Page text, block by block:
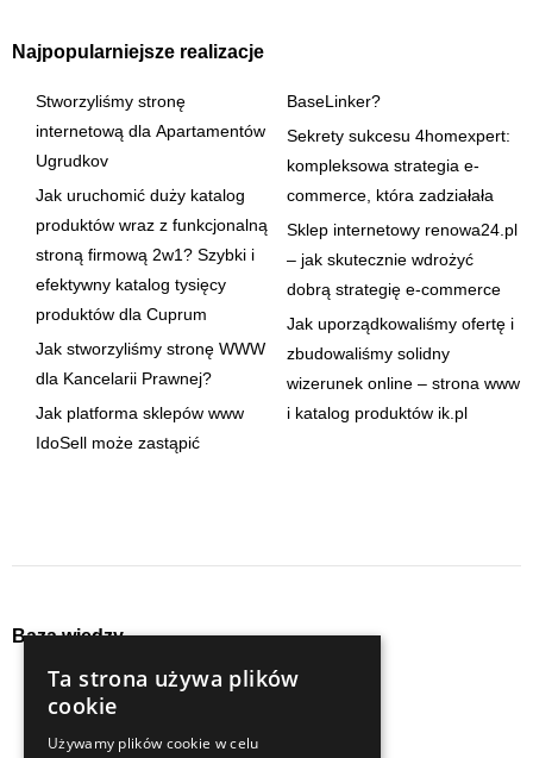
Najpopularniejsze realizacje
Stworzyliśmy stronę
internetową dla Apartamentów
Ugrudkov
Jak uruchomić duży katalog
produktów wraz z funkcjonalną
stroną firmową 2w1? Szybki i
efektywny katalog tysięcy
produktów dla Cuprum
Jak stworzyliśmy stronę WWW
dla Kancelarii Prawnej?
Jak platforma sklepów www
IdoSell może zastąpić
BaseLinker?
Sekrety sukcesu 4homexpert:
kompleksowa strategia e-
commerce, która zadziałała
Sklep internetowy renowa24.pl
– jak skutecznie wdrożyć
dobrą strategię e-commerce
Jak uporządkowaliśmy ofertę i
zbudowaliśmy solidny
wizerunek online – strona www
i katalog produktów ik.pl
Baza wiedzy
audyty
content
e-commerce
seo
Ta strona używa plików
cookie
Używamy plików cookie w celu